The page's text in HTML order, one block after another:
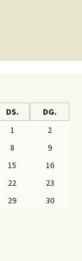
DS. DG.
1
2
8
9
15
16
22
23
29
30